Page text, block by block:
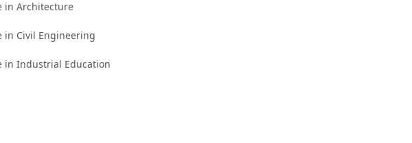
in Architecture
in Civil Engineering
in Industrial Education